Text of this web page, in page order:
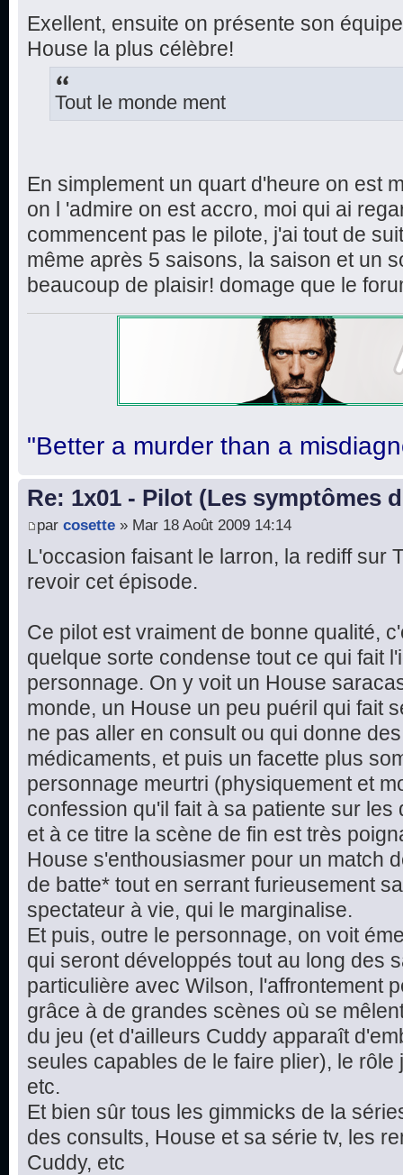
Exellent, ensuite on présente son
House la plus célèbre!
Tout le monde ment
En simplement un quart d'heure on est
on l 'admire on est accro, moi qui ai
commencent pas le pilote, j'ai tout de
même après 5 saisons, la saison et un
beaucoup de plaisir! domage que le
"Better a murder than a
Re: 1x01 - Pilot (Les symptômes
par cosette » Mar 18 Août 2009 14:14
L'occasion faisant le larron, la rediff sur
revoir cet épisode.
Ce pilot est vraiment de bonne qualité,
quelque sorte condense tout ce qui fait
personnage. On y voit un House
monde, un House un peu puéril qui fait
ne pas aller en consult ou qui donne
médicaments, et puis un facette plus
personnage meurtri (physiquement et
confession qu'il fait à sa patiente sur
et à ce titre la scène de fin est très
House s'enthousiasmer pour un match
de batte* tout en serrant furieusement
spectateur à vie, qui le marginalise.
Et puis, outre le personnage, on voit
qui seront développés tout au long des
particulière avec Wilson, l'affrontement
grâce à de grandes scènes où se
du jeu (et d'ailleurs Cuddy apparaît
seules capables de le faire plier), le
etc.
Et bien sûr tous les gimmicks de la
des consults, House et sa série tv, les
Cuddy, etc